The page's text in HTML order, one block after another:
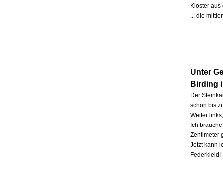
Kloster
... die
Unter
Birding
Der
schon bis
Weiter
Ich
Zentimeter
Jetzt kann